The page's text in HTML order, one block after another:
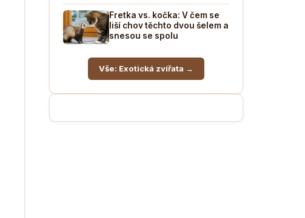
Fretka vs. kočka: V čem se
liší chov těchto dvou šelem a
snesou se spolu
Vše: Exotická zvířata →